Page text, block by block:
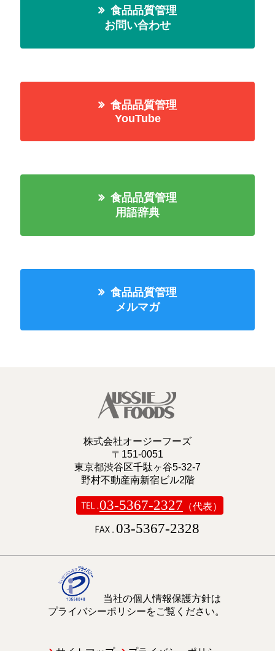
食品品質管理
お問い合わせ
食品品質管理
YouTube
食品品質管理
用語辞典
食品品質管理
メルマガ
株式会社オージーフーズ
〒151-0051
東京都渋谷区千駄ヶ谷5-32-7
野村不動産南新宿ビル2階
03-5367-2327 （代表）
03-5367-2328
当社の個人情報保護方針は
プライバシーポリシーをご覧ください。